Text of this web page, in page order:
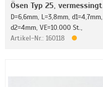
Ösen Typ 25, vermessingt
D=6,6mm, L=3,8mm, d1=4,7mm,
d2=4mm, VE=10.000 St.,
Artikel-Nr.: 160118